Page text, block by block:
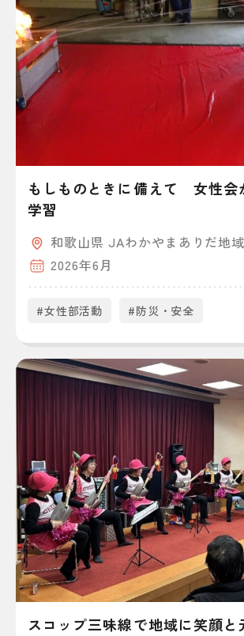
もしものときに備えて 女性会
学習
和歌山県 JAわかやまありだ地
2026年6月
#女性部活動 #防災・安全
スコップ三味線で地域に笑顔と